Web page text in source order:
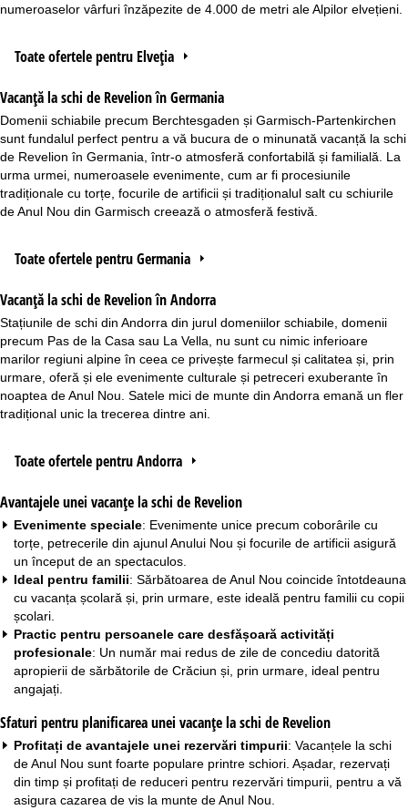
numeroaselor vârfuri înzăpezite de 4.000 de metri ale Alpilor elvețieni.
Toate ofertele pentru Elveția
Vacanță la schi de Revelion în Germania
Domenii schiabile precum Berchtesgaden și Garmisch-Partenkirchen
sunt fundalul perfect pentru a vă bucura de o minunată vacanță la schi
de Revelion în Germania, într-o atmosferă confortabilă și familială. La
urma urmei, numeroasele evenimente, cum ar fi procesiunile
tradiționale cu torțe, focurile de artificii și tradiționalul salt cu schiurile
de Anul Nou din Garmisch creează o atmosferă festivă.
Toate ofertele pentru Germania
Vacanță la schi de Revelion în Andorra
Stațiunile de schi din Andorra din jurul domeniilor schiabile, domenii
precum Pas de la Casa sau La Vella, nu sunt cu nimic inferioare
marilor regiuni alpine în ceea ce privește farmecul și calitatea și, prin
urmare, oferă și ele evenimente culturale și petreceri exuberante în
noaptea de Anul Nou. Satele mici de munte din Andorra emană un fler
tradițional unic la trecerea dintre ani.
Toate ofertele pentru Andorra
Avantajele unei vacanțe la schi de Revelion
Evenimente speciale: Evenimente unice precum coborârile cu
torțe, petrecerile din ajunul Anului Nou și focurile de artificii asigură
un început de an spectaculos.
Ideal pentru familii: Sărbătoarea de Anul Nou coincide întotdeauna
cu vacanța școlară și, prin urmare, este ideală pentru familii cu copii
școlari.
Practic pentru persoanele care desfășoară activități
profesionale: Un număr mai redus de zile de concediu datorită
apropierii de sărbătorile de Crăciun și, prin urmare, ideal pentru
angajați.
Sfaturi pentru planificarea unei vacanțe la schi de Revelion
Profitați de avantajele unei rezervări timpurii: Vacanțele la schi
de Anul Nou sunt foarte populare printre schiori. Așadar, rezervați
din timp și profitați de reduceri pentru rezervări timpurii, pentru a vă
asigura cazarea de vis la munte de Anul Nou.